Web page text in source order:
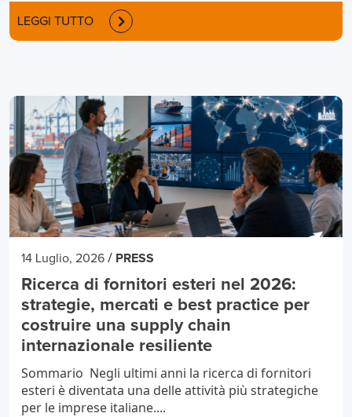
LEGGI TUTTO
14 Luglio, 2026 / PRESS
Ricerca di fornitori esteri nel 2026:
strategie, mercati e best practice per
costruire una supply chain
internazionale resiliente
Sommario Negli ultimi anni la ricerca di fornitori
esteri è diventata una delle attività più strategiche
per le imprese italiane....